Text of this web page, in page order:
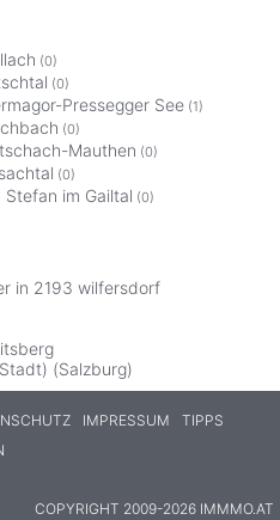
(0)
(0)
Pressegger See (1)
(0)
Mauthen (0)
(0)
im Gailtal (0)
in 2193 wilfersdorf
(Salzburg)
IMPRESSUM
TIPPS
COPYRIGHT 2009-2026 IMMMO.AT